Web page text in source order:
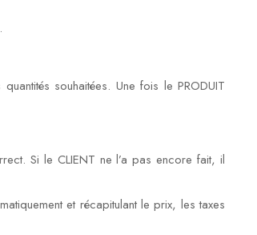
souhaitées. Une fois le PRODUIT
Si le CLIENT ne l’a pas encore fait, il
et récapitulant le prix, les taxes